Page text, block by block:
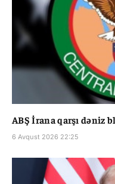
ABŞ İrana qarşı dəniz
6 Avqust 2026 22:25